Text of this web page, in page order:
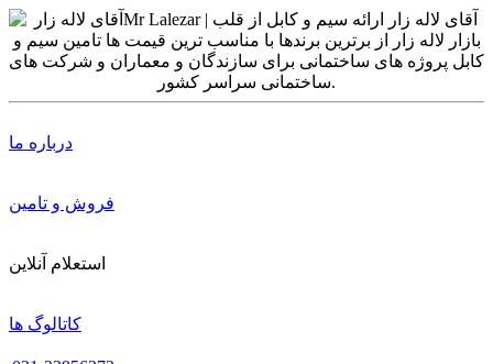
درباره ما
فروش و تامین
استعلام آنلاین
کاتالوگ ها